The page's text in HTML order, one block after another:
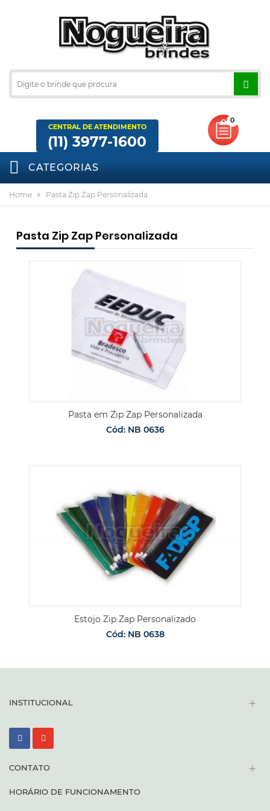
CENTRAL DE ATENDIMENTO
(11) 3977-1600
0
CATEGORIAS
Home » Pasta Zip Zap Personalizada
Pasta Zip Zap Personalizada
Pasta em Zip Zap Personalizada
Cód: NB 0636
Estojo Zip Zap Personalizado
Cód: NB 0638
INSTITUCIONAL +
CONTATO +
HORÁRIO DE FUNCIONAMENTO